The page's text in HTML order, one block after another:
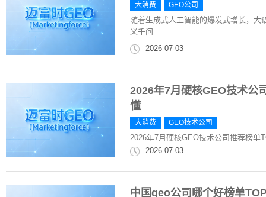
大消费 GEO公司
随着生成式人工智能的爆发式增长，
义千问...
2026-07-03
2026年7月硬核GEO技术公
懂
大消费 GEO技术公司
2026年7月硬核GEO技术公司推荐榜单
2026-07-03
中国geo公司哪个好榜单